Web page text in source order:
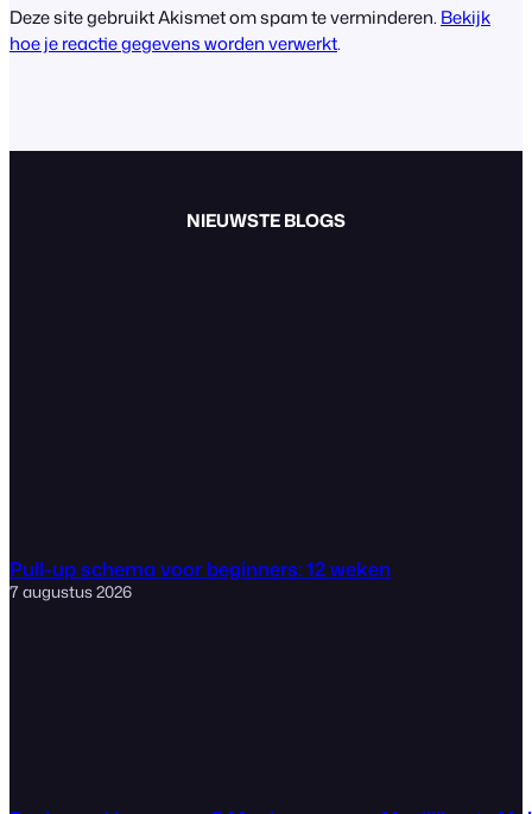
Deze site gebruikt Akismet om spam te verminderen. Bekijk
hoe je reactie gegevens worden verwerkt.
NIEUWSTE BLOGS
Pull-up schema voor beginners: 12 weken
7 augustus 2026